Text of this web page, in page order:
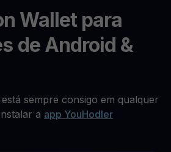
Wallet para
de Android &
sempre consigo em qualquer
a app YouHodler